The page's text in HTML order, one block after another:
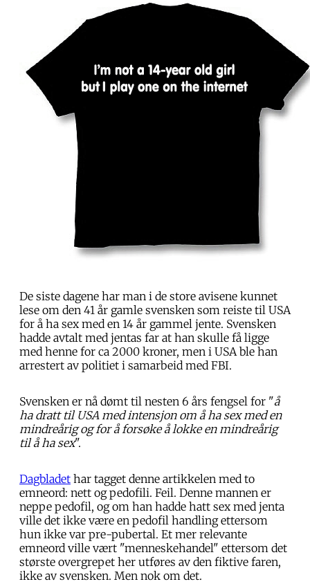
De siste dagene har man i de store avisene kunnet
lese om den 41 år gamle svensken som reiste til USA
for å ha sex med en 14 år gammel jente. Svensken
hadde avtalt med jentas far at han skulle få ligge
med henne for ca 2000 kroner, men i USA ble han
arrestert av politiet i samarbeid med FBI.
Svensken er nå dømt til nesten 6 års fengsel for "å
ha dratt til USA med intensjon om å ha sex med en
mindreårig og for å forsøke å lokke en mindreårig
til å ha sex".
Dagbladet har tagget denne artikkelen med to
emneord: nett og pedofili. Feil. Denne mannen er
neppe pedofil, og om han hadde hatt sex med jenta
ville det ikke være en pedofil handling ettersom
hun ikke var pre-pubertal. Et mer relevante
emneord ville vært "menneskehandel" ettersom det
største overgrepet her utføres av den fiktive faren,
ikke av svensken. Men nok om det.